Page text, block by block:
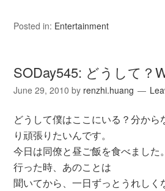
Posted in: Entertainment
SODay545: どうして？
June 29, 2010 by renzhi.huang
どうして僕はここにいる？分から
り頑張りたいんです。
今日は同僚と昼ご飯を食べました
行った時、あのことは
聞いてから、一日ずっとうれしく